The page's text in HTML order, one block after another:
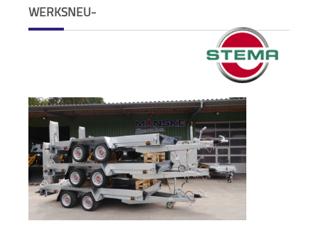
Sonstiges
Radlader
Fahrzeuge
Stromerzeuger
Vibrationstechnik
WERKSNEU-